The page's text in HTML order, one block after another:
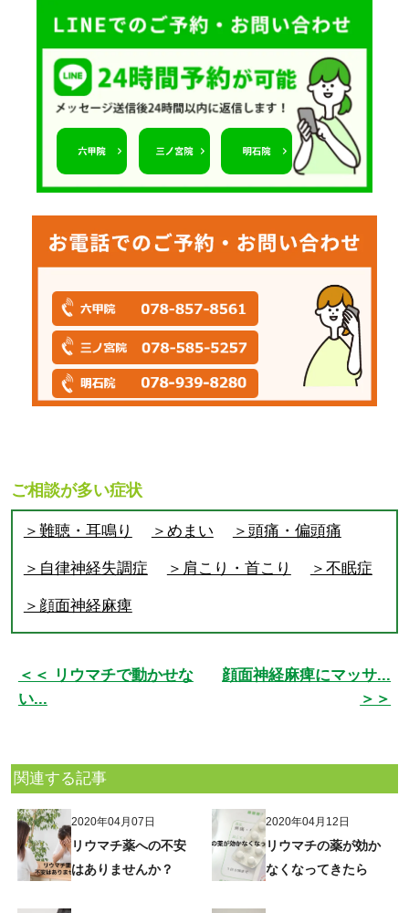
ご相談が多い症状
＞難聴・耳鳴り ＞めまい ＞頭痛・偏頭痛
＞自律神経失調症 ＞肩こり・首こり ＞不眠症
＞顔面神経麻痺
＜＜ リウマチで動かせな
い...
顔面神経麻痺にマッサ...
＞＞
関連する記事
2020年04月07日
リウマチ薬への不安
はありませんか？
2020年04月12日
リウマチの薬が効か
なくなってきたら